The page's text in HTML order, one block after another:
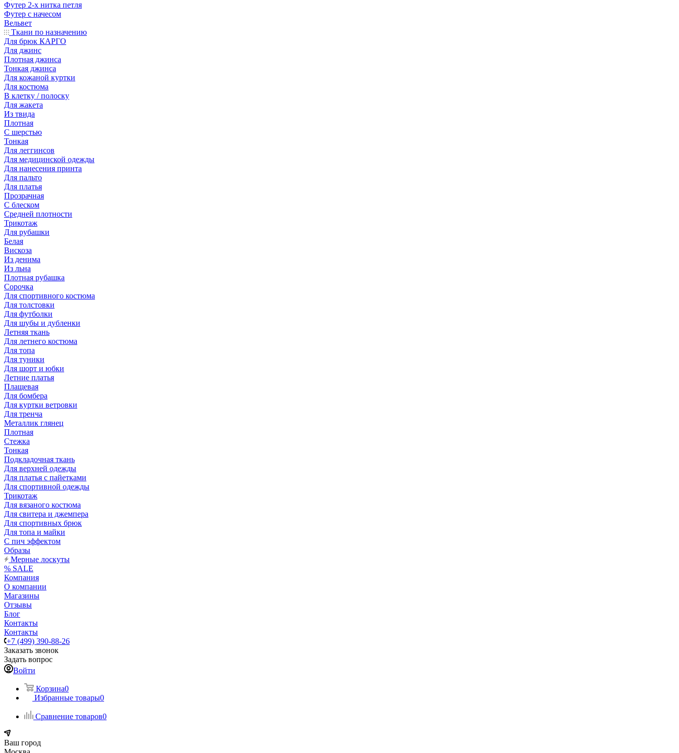
Футер 2-х нитка петля
Футер с начесом
Вельвет
Ткани по назначению
Для брюк КАРГО
Для джинс
Плотная джинса
Тонкая джинса
Для кожаной куртки
Для костюма
В клетку / полоску
Для жакета
Из твида
Плотная
С шерстью
Тонкая
Для леггинсов
Для медицинской одежды
Для нанесения принта
Для пальто
Для платья
Прозрачная
С блеском
Средней плотности
Трикотаж
Для рубашки
Белая
Вискоза
Из денима
Из льна
Плотная рубашка
Сорочка
Для спортивного костюма
Для толстовки
Для футболки
Для шубы и дубленки
Летняя ткань
Для летнего костюма
Для топа
Для туники
Для шорт и юбки
Летние платья
Плащевая
Для бомбера
Для куртки ветровки
Для тренча
Металлик глянец
Плотная
Стежка
Тонкая
Подкладочная ткань
Для верхней одежды
Для платья с пайетками
Для спортивной одежды
Трикотаж
Для вязаного костюма
Для свитера и джемпера
Для спортивных брюк
Для топа и майки
С пич эффектом
Образы
Мерные лоскуты
% SALE
Компания
О компании
Магазины
Отзывы
Блог
Контакты
Контакты
+7 (499) 390-88-26
Заказать звонок
Задать вопрос
Войти
Корзина0
Избранные товары0
Сравнение товаров0
Ваш город